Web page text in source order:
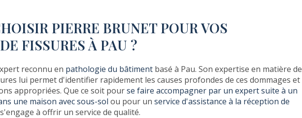
PIERRE BRUNET POUR VOS
FISSURES À PAU ?
reconnu en pathologie du bâtiment basé à Pau. Son expertise en matière de
lui permet d'identifier rapidement les causes profondes de ces dommages et
appropriées. Que ce soit pourse faire accompagner par un expert suite à un
une maison avec sous-sol ou pour un service d'assistance à la réception de
à offrir un service de qualité.